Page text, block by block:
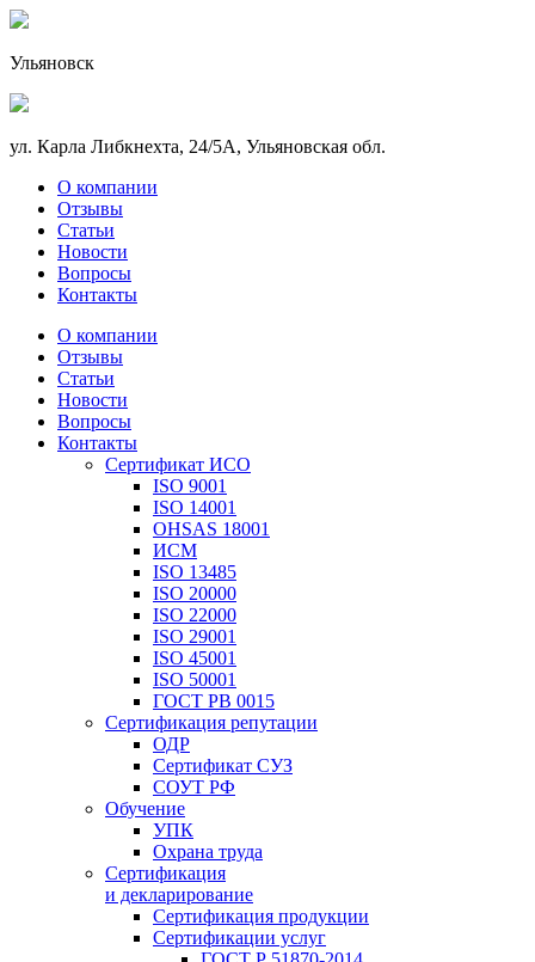
Ульяновск
ул. Карла Либкнехта, 24/5А, Ульяновская обл.
О компании
Отзывы
Статьи
Новости
Вопросы
Контакты
О компании
Отзывы
Статьи
Новости
Вопросы
Контакты
Сертификат ИСО
ISO 9001
ISO 14001
OHSAS 18001
ИСМ
ISO 13485
ISO 20000
ISO 22000
ISO 29001
ISO 45001
ISO 50001
ГОСТ РВ 0015
Сертификация репутации
ОДР
Сертификат СУЗ
СОУТ РФ
Обучение
УПК
Охрана труда
Сертификация
и декларирование
Сертификация продукции
Сертификации услуг